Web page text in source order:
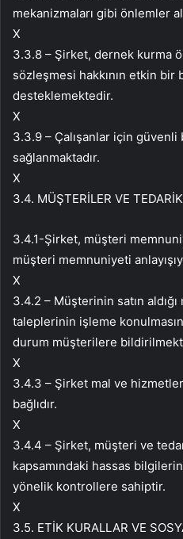
mekanizmaları gibi önlemler
X
3.3.8 – Şirket, dernek kurma
sözleşmesi hakkının etkin bir
desteklemektedir.
X
3.3.9 – Çalışanlar için güvenli
sağlanmaktadır.
X
3.4. MÜŞTERİLER VE
3.4.1-Şirket, müşteri
müşteri memnuniyeti
X
3.4.2 – Müşterinin satın
taleplerinin işleme
durum müşterilere
X
3.4.3 – Şirket mal ve
bağlıdır.
X
3.4.4 – Şirket, müşteri ve
kapsamındaki hassas
yönelik kontrollere sahiptir.
X
3.5. ETİK KURALLAR VE